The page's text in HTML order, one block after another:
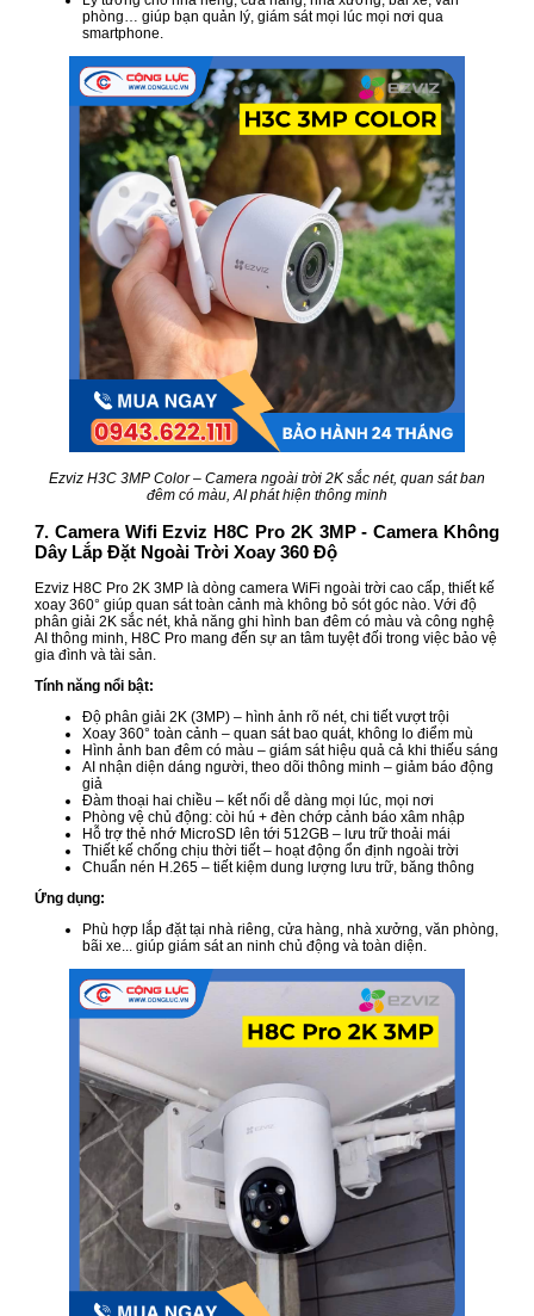
phòng… giúp bạn quản lý, giám sát mọi lúc mọi nơi qua
smartphone.
Ezviz H3C 3MP Color – Camera ngoài trời 2K sắc nét, quan sát ban
đêm có màu, AI phát hiện thông minh
7. Camera Wifi Ezviz H8C Pro 2K 3MP - Camera Không
Dây Lắp Đặt Ngoài Trời Xoay 360 Độ
Ezviz H8C Pro 2K 3MP là dòng camera WiFi ngoài trời cao cấp, thiết kế
xoay 360° giúp quan sát toàn cảnh mà không bỏ sót góc nào. Với độ
phân giải 2K sắc nét, khả năng ghi hình ban đêm có màu và công nghệ
AI thông minh, H8C Pro mang đến sự an tâm tuyệt đối trong việc bảo vệ
gia đình và tài sản.
Tính năng nổi bật:
Độ phân giải 2K (3MP) – hình ảnh rõ nét, chi tiết vượt trội
Xoay 360° toàn cảnh – quan sát bao quát, không lo điểm mù
Hình ảnh ban đêm có màu – giám sát hiệu quả cả khi thiếu sáng
AI nhận diện dáng người, theo dõi thông minh – giảm báo động
giả
Đàm thoại hai chiều – kết nối dễ dàng mọi lúc, mọi nơi
Phòng vệ chủ động: còi hú + đèn chớp cảnh báo xâm nhập
Hỗ trợ thẻ nhớ MicroSD lên tới 512GB – lưu trữ thoải mái
Thiết kế chống chịu thời tiết – hoạt động ổn định ngoài trời
Chuẩn nén H.265 – tiết kiệm dung lượng lưu trữ, băng thông
Ứng dụng:
Phù hợp lắp đặt tại nhà riêng, cửa hàng, nhà xưởng, văn phòng,
bãi xe... giúp giám sát an ninh chủ động và toàn diện.